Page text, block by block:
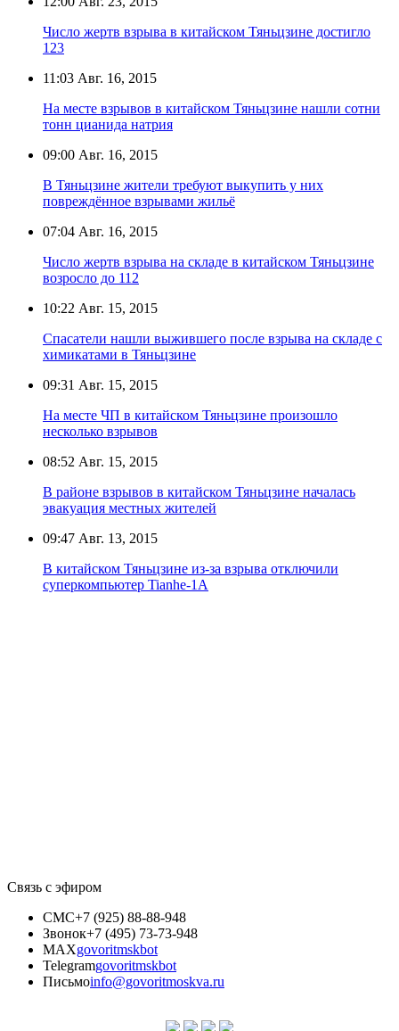
Число жертв взрыва в китайском Тяньцзине достигло
123
11:03 Авг. 16, 2015
На месте взрывов в китайском Тяньцзине нашли сотни
тонн цианида натрия
09:00 Авг. 16, 2015
В Тяньцзине жители требуют выкупить у них
повреждённое взрывами жильё
07:04 Авг. 16, 2015
Число жертв взрыва на складе в китайском Тяньцзине
возросло до 112
10:22 Авг. 15, 2015
Спасатели нашли выжившего после взрыва на складе с
химикатами в Тяньцзине
09:31 Авг. 15, 2015
На месте ЧП в китайском Тяньцзине произошло
несколько взрывов
08:52 Авг. 15, 2015
В районе взрывов в китайском Тяньцзине началась
эвакуация местных жителей
09:47 Авг. 13, 2015
В китайском Тяньцзине из-за взрыва отключили
суперкомпьютер Tianhe-1A
Связь с эфиром
СМС+7 (925) 88-88-948
Звонок+7 (495) 73-73-948
MAXgovoritmskbot
Telegramgovoritmskbot
Письмоinfo@govoritmoskva.ru